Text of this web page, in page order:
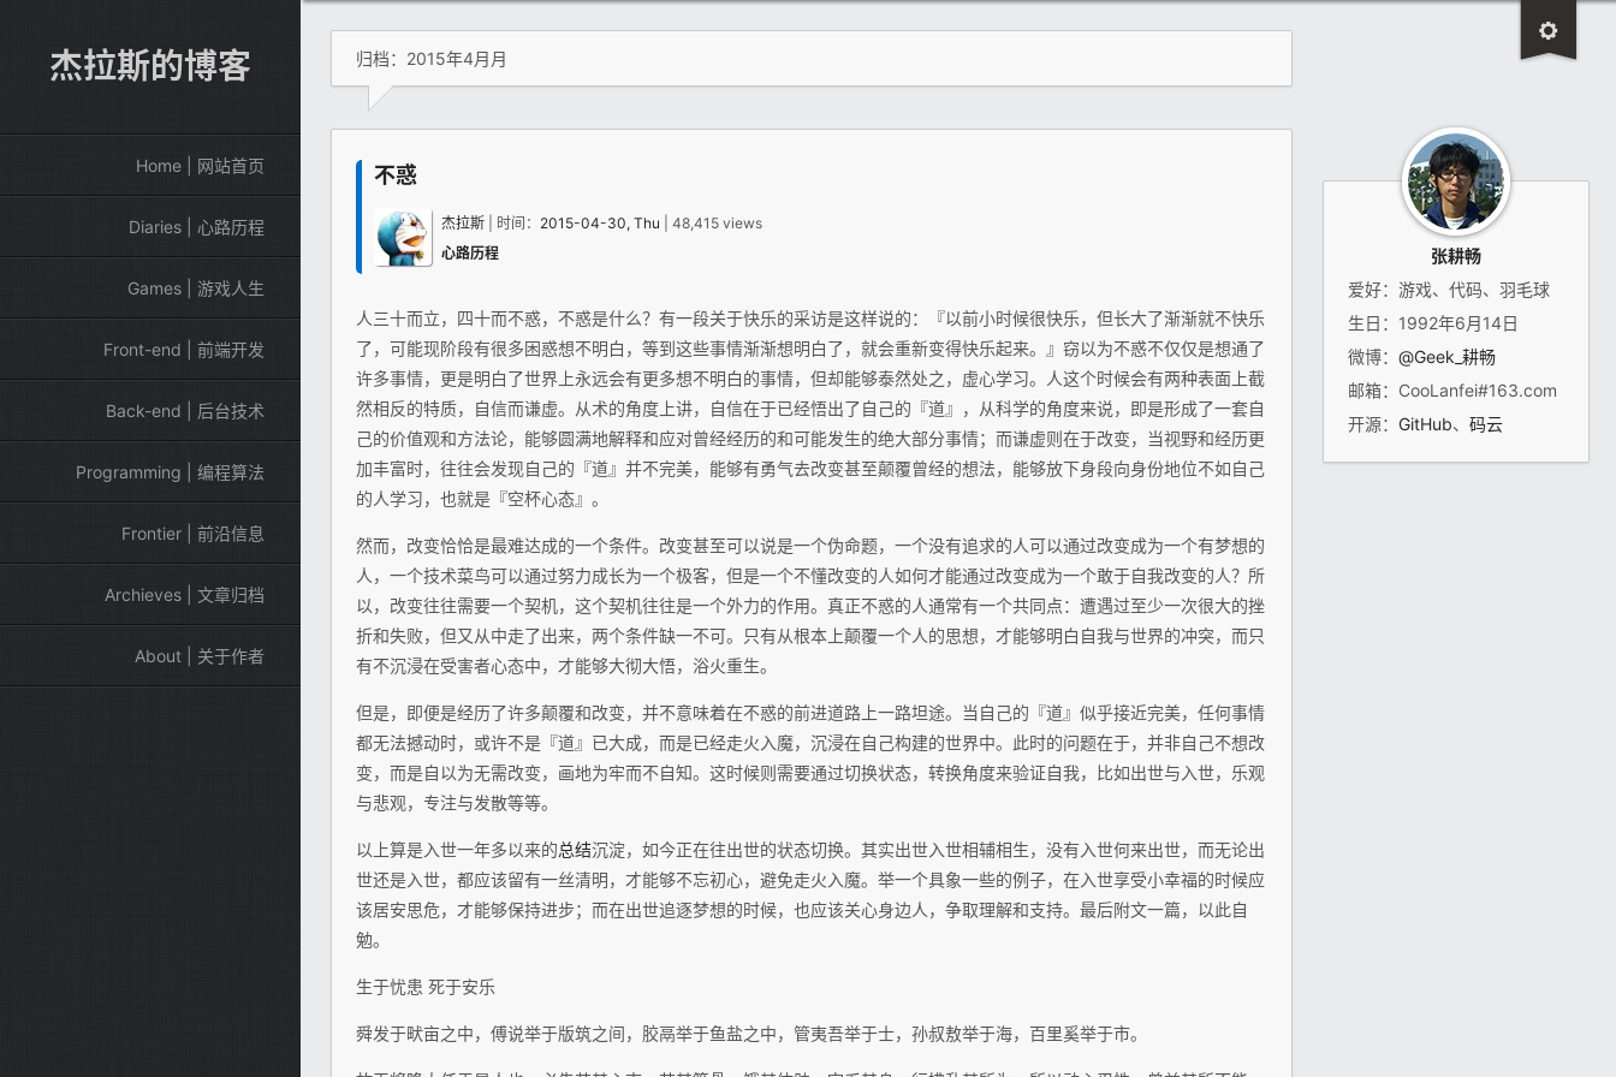
归档：2015年4月月
不惑
杰拉斯 | 时间： 2015-04-30, Thu | 48,415 views
心路历程
人三十而立，四十而不惑，不惑是什么？有一段关于快乐的采访是这样说的：『以前小时候很快乐，但长大了渐渐就不快乐
了，可能现阶段有很多困惑想不明白，等到这些事情渐渐想明白了，就会重新变得快乐起来。』窃以为不惑不仅仅是想通了
许多事情，更是明白了世界上永远会有更多想不明白的事情，但却能够泰然处之，虚心学习。人这个时候会有两种表面上截
然相反的特质，自信而谦虚。从术的角度上讲，自信在于已经悟出了自己的『道』，从科学的角度来说，即是形成了一套自
己的价值观和方法论，能够圆满地解释和应对曾经经历的和可能发生的绝大部分事情；而谦虚则在于改变，当视野和经历更
加丰富时，往往会发现自己的『道』并不完美，能够有勇气去改变甚至颠覆曾经的想法，能够放下身段向身份地位不如自己
的人学习，也就是『空杯心态』。
然而，改变恰恰是最难达成的一个条件。改变甚至可以说是一个伪命题，一个没有追求的人可以通过改变成为一个有梦想的
人，一个技术菜鸟可以通过努力成长为一个极客，但是一个不懂改变的人如何才能通过改变成为一个敢于自我改变的人？所
以，改变往往需要一个契机，这个契机往往是一个外力的作用。真正不惑的人通常有一个共同点：遭遇过至少一次很大的挫
折和失败，但又从中走了出来，两个条件缺一不可。只有从根本上颠覆一个人的思想，才能够明白自我与世界的冲突，而只
有不沉浸在受害者心态中，才能够大彻大悟，浴火重生。
但是，即便是经历了许多颠覆和改变，并不意味着在不惑的前进道路上一路坦途。当自己的『道』似乎接近完美，任何事情
都无法撼动时，或许不是『道』已大成，而是已经走火入魔，沉浸在自己构建的世界中。此时的问题在于，并非自己不想改
变，而是自以为无需改变，画地为牢而不自知。这时候则需要通过切换状态，转换角度来验证自我，比如出世与入世，乐观
与悲观，专注与发散等等。
以上算是入世一年多以来的总结沉淀，如今正在往出世的状态切换。其实出世入世相辅相生，没有入世何来出世，而无论出
世还是入世，都应该留有一丝清明，才能够不忘初心，避免走火入魔。举一个具象一些的例子，在入世享受小幸福的时候应
该居安思危，才能够保持进步；而在出世追逐梦想的时候，也应该关心身边人，争取理解和支持。最后附文一篇，以此自
勉。
生于忧患 死于安乐
舜发于畎亩之中，傅说举于版筑之间，胶鬲举于鱼盐之中，管夷吾举于士，孙叔敖举于海，百里奚举于市。
杰拉斯的博客
Home | 网站首页
Diaries | 心路历程
Games | 游戏人生
Front-end | 前端开发
Back-end | 后台技术
Programming | 编程算法
Frontier | 前沿信息
Archieves | 文章归档
About | 关于作者
张耕畅
爱好：游戏、代码、羽毛球
生日：1992年6月14日
微博： @Geek_耕畅
邮箱：CooLanfei#163.com
开源： GitHub、 码云